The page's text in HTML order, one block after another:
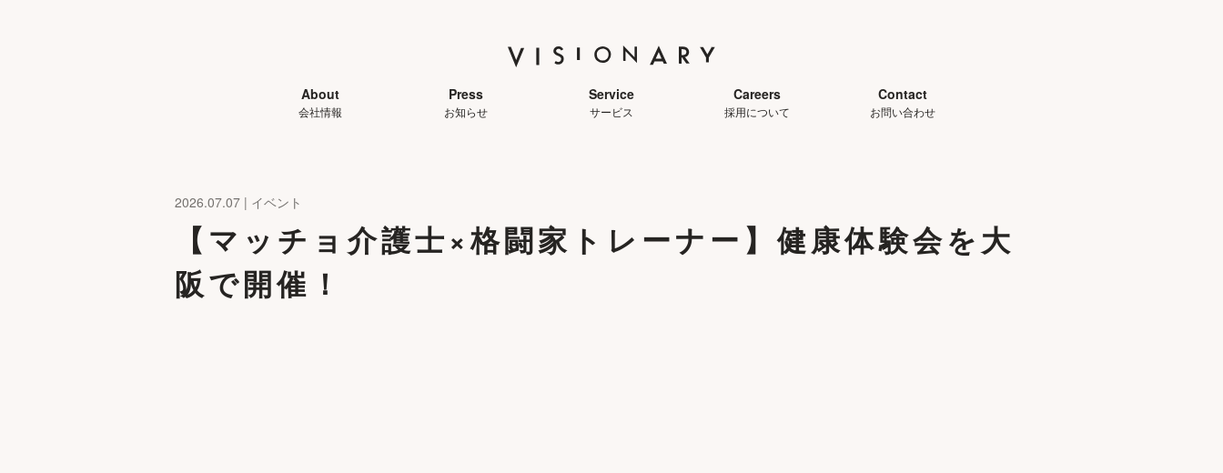
About
会社情報
Press
お知らせ
Service
サービス
Careers
採用について
Contact
お問い合わせ
2026.07.07 | イベント
【マッチョ介護士×格闘家トレーナー】健康体験会を大
阪で開催！